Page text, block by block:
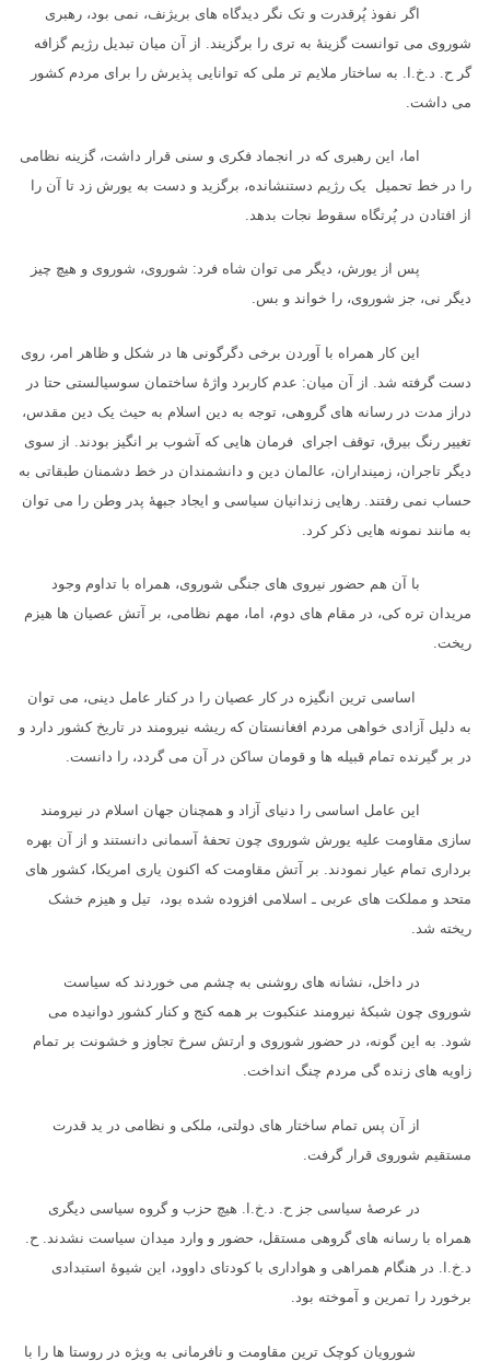
اگر نفوذ پُرقدرت و تک نگر دیدگاه های بریژنف، نمی بود، رهبری
شوروی می توانست گزینهٔ به تری را برگزیند. از آن میان تبدیل رژیم گزافه
گر ح. د.خ.ا. به ساختار ملایم تر ملی که توانایی پذیرش را برای مردم کشور
می داشت.
اما، این رهبری که در انجماد فکری و سنی قرار داشت، گزینه نظامی
را در خط تحمیل یک رژیم دستنشانده، برگزید و دست به یورش زد تا آن را
از افتادن در پُرتگاه سقوط نجات بدهد.
پس از یورش، دیگر می توان شاه فرد: شوروی، شوروی و هیچ چیز
دیگر نی، جز شوروی، را خواند و بس.
این کار همراه با آوردن برخی دگرگونی ها در شکل و ظاهر امر، روی
دست گرفته شد. از آن میان: عدم کاربرد واژهٔ ساختمان سوسیالستی حتا در
دراز مدت در رسانه های گروهی، توجه به دین اسلام به حیث یک دین مقدس،
تغییر رنگ بیرق، توقف اجرای فرمان هایی که آشوب بر انگیز بودند. از سوی
دیگر تاجران، زمینداران، عالمان دین و دانشمندان در خط دشمنان طبقاتی به
حساب نمی رفتند. رهایی زندانیان سیاسی و ایجاد جبههٔ پدر وطن را می توان
به مانند نمونه هایی ذکر کرد.
با آن هم حضور نیروی های جنگی شوروی، همراه با تداوم وجود
مریدان تره کی، در مقام های دوم، اما، مهم نظامی، بر آتش عصیان ها هیزم
ریخت.
اساسی ترین انگیزه در کار عصیان را در کنار عامل دینی، می توان
به دلیل آزادی خواهی مردم افغانستان که ریشه نیرومند در تاریخ کشور دارد و
در بر گیرنده تمام قبیله ها و قومان ساکن در آن می گردد، را دانست.
این عامل اساسی را دنیای آزاد و همچنان جهان اسلام در نیرومند
سازی مقاومت علیه یورش شوروی چون تحفهٔ آسمانی دانستند و از آن بهره
برداری تمام عیار نمودند. بر آتش مقاومت که اکنون یاری امریکا، کشور های
متحد و مملکت های عربی ـ اسلامی افزوده شده بود، تیل و هیزم خشک
ریخته شد.
در داخل، نشانه های روشنی به چشم می خوردند که سیاست
شوروی چون شبکهٔ نیرومند عنکبوت بر همه کنج و کنار کشور دوانیده می
شود. به این گونه، در حضور شوروی و ارتش سرخ تجاوز و خشونت بر تمام
زاویه های زنده گی مردم چنگ انداخت.
از آن پس تمام ساختار های دولتی، ملکی و نظامی در ید قدرت
مستقیم شوروی قرار گرفت.
در عرصهٔ سیاسی جز ح. د.خ.ا. هیچ حزب و گروه سیاسی دیگری
همراه با رسانه های گروهی مستقل، حضور و وارد میدان سیاست نشدند. ح.
د.خ.ا. در هنگام همراهی و هواداری با کودتای داوود، این شیوهٔ استبدادی
برخورد را تمرین و آموخته بود.
شورویان کوچک ترین مقاومت و نافرمانی به ویژه در روستا ها را با